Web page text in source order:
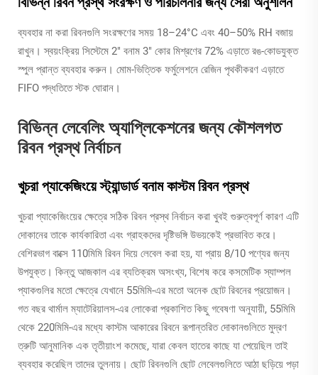
ব্যবহার না করা রিবনগুলি সংরক্ষণের সময় 18–24°C এবং 40–50% RH বজায়
রাখুন। স্বয়ংক্রিয় সিস্টেমে 2" বনাম 3" কোর মিশ্রণের 72% এড়াতে রঙ-কোডযুক্ত
স্পুল প্রান্ত ব্যবহার করুন। মোম-ভিত্তিক ফর্মুলেশনে রেজিন পৃথকীকরণ এড়াতে
FIFO পদ্ধতিতে স্টক ঘোরান।
বিভিন্ন লেবেলিং অ্যাপ্লিকেশনের জন্য কৌশলগত
রিবন প্রস্থ নির্বাচন
খুচরা প্যাকেজিংয়ে স্ট্যান্ডার্ড বনাম কাস্টম রিবন প্রস্থ
খুচরা প্যাকেজিংয়ের ক্ষেত্রে সঠিক রিবন প্রস্থ নির্বাচন করা খুবই গুরুত্বপূর্ণ কারণ এটি
দোকানের তাকে কার্যকারিতা এবং গ্রাহকদের দৃষ্টিভঙ্গি উভয়কেই প্রভাবিত করে।
বেশিরভাগ বাক্সে 110মিমি রিবন দিয়ে লেবেল করা হয়, যা প্রায় 8/10 পণ্যের জন্য
উপযুক্ত। কিন্তু আজকাল এর ব্যতিক্রম অসংখ্য, বিশেষ করে কসমেটিক স্যাম্পল
প্যাকগুলির মতো ক্ষেত্রে যেখানে 55মিমি-এর মতো অনেক ছোট রিবনের প্রয়োজন।
গত বছর থার্মাল ম্যাটেরিয়ালস-এর লোকেরা প্রকাশিত কিছু গবেষণা অনুযায়ী, 55মিমি
থেকে 220মিমি-এর মধ্যে কাস্টম আকারের রিবনে রূপান্তরিত দোকানগুলিতে মুদ্রণ
ত্রুটি আনুমানিক এক তৃতীয়াংশ কমেছে, যারা কেবল হাতের কাছে যা পেয়েছিল তাই
ব্যবহার করেছিল তাদের তুলনায়। ছোট রিবনগুলি ছোট লেবেলগুলিতে আঠা ছড়িয়ে পড়া